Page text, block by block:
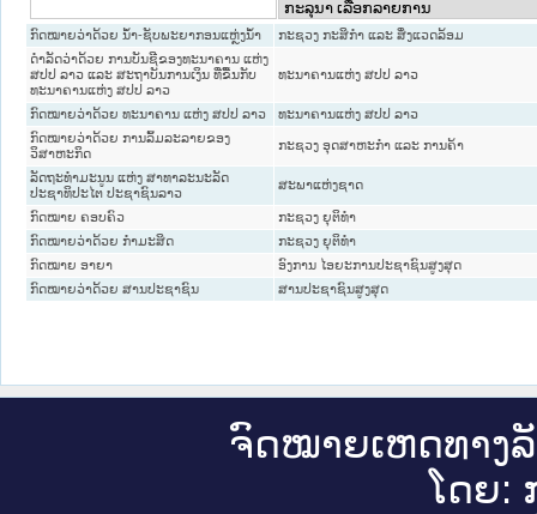
ກົດໝາຍວ່າດ້ວຍ ນ້ຳ-ຊັບພະຍາກອນແຫຼ່ງນ້ຳ
ກະຊວງ ກະສິກຳ ແລະ ສິ່ງແວດລ້ອມ
ດຳລັດວ່າດ້ວຍ ການບັນຊີຂອງທະນາຄານ ແຫ່ງ
ສປປ ລາວ ແລະ ສະຖາບັນການເງິນ ທີ່ຂື້ນກັບ
ທະນາຄານແຫ່ງ ສປປ ລາວ
ທະນາຄານແຫ່ງ ສປປ ລາວ
ກົດໝາຍວ່າດ້ວຍ ທະນາຄານ ແຫ່ງ ສປປ ລາວ
ທະນາຄານແຫ່ງ ສປປ ລາວ
ກົດໝາຍວ່າດ້ວຍ ການລົ້ມລະລາຍຂອງ
ວິສາຫະກິດ
ກະຊວງ ອຸດສາຫະກຳ ແລະ ການຄ້າ
ລັດຖະທຳມະນູນ ແຫ່ງ ສາທາລະນະລັດ
ປະຊາທິປະໄຕ ປະຊາຊົນລາວ
ສະພາແຫ່ງຊາດ
ກົດໝາຍ ຄອບຄົວ
ກະຊວງ ຍຸຕິທໍາ
ກົດໝາຍວ່າດ້ວຍ ກຳມະສິດ
ກະຊວງ ຍຸຕິທໍາ
ກົດໝາຍ ອາຍາ
ອົງການ ໄອຍະການປະຊາຊົນສູງສຸດ
ກົດໝາຍວ່າດ້ວຍ ສານປະຊາຊົນ
ສານປະຊາຊົນສູງສຸດ
ຈົດ​ໝາຍ​ເຫດ​ທາງ​
ໂດຍ: